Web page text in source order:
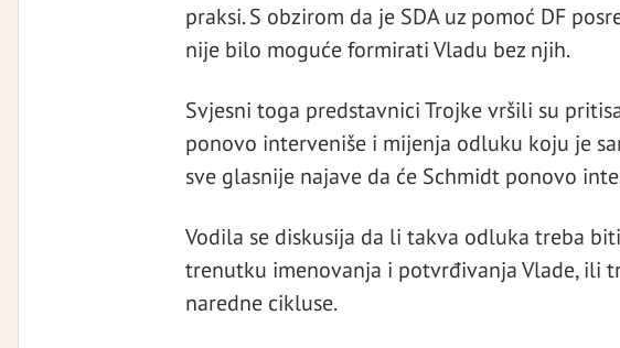
praksi. S obzirom da je SDA uz pomoć DF
nije bilo moguće formirati Vladu bez njih.
Svjesni toga predstavnici Trojke vršili su
ponovo interveniše i mijenja odluku koju je
sve glasnije najave da će Schmidt ponovo
Vodila se diskusija da li takva odluka treba
trenutku imenovanja i potvrđivanja Vlade, ili
naredne cikluse.